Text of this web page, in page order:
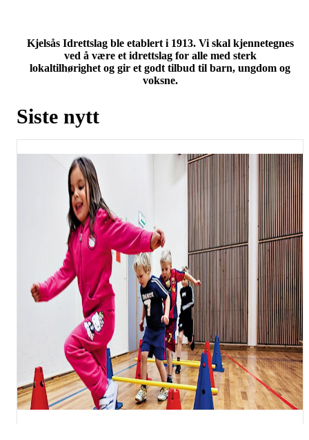
Kjelsås Idrettslag ble etablert i 1913. Vi skal kjennetegnes
ved å være et idrettslag for alle med sterk
lokaltilhørighet og gir et godt tilbud til barn, ungdom og
voksne.
Siste nytt